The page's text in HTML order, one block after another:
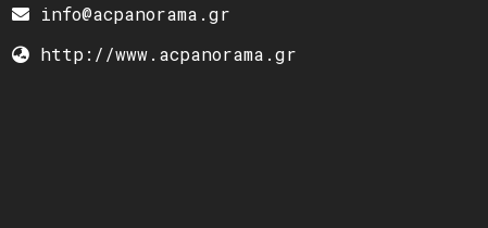
info@acpanorama.gr
http://www.acpanorama.gr